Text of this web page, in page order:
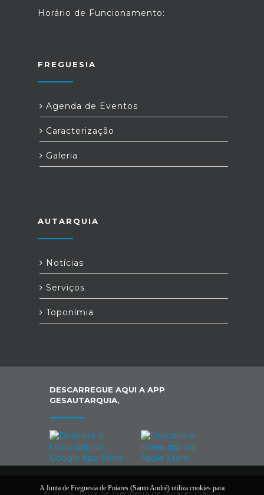
Horário de Funcionamento:
FREGUESIA
Agenda de Eventos
Caracterização
Galeria
AUTARQUIA
Notícias
Serviços
Toponímia
DESCARREGUE AQUI A APP
GESAUTARQUIA,
© 2026 Junta de Freguesia de Poiares (Santo
A Junta de Freguesia de Poiares (Santo André) utiliza cookies para